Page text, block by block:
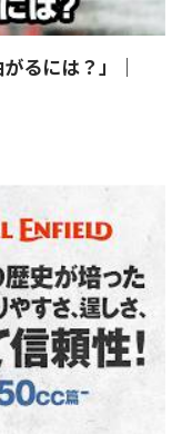
るには？」｜